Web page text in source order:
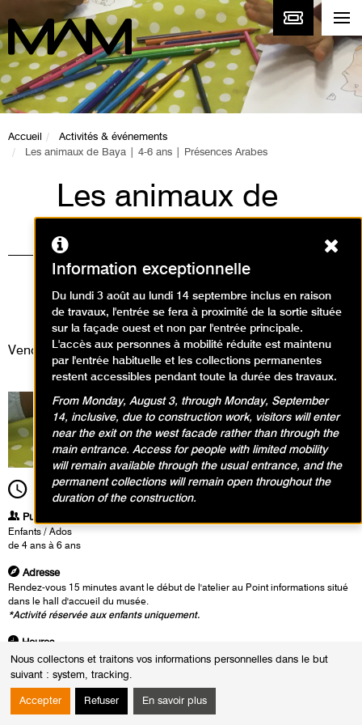
Nous collectons et traitons vos informations personnelles dans le but
suivant : system, tracking.
Accepter Refuser En savoir plus
Accueil
Activités & événements
Les animaux de Baya | 4-6 ans | Présences Arabes
Les animaux de
Baya | 4-6 ans |
Présences Arabes
Visites, Animations / Visite
animation
Vendredi 23 août 2024
11h00 1h30
Publics
Enfants / Ados
de 4 ans à 6 ans
Adresse
Rendez-vous 15 minutes avant le début de l'atelier au Point informations situé
dans le hall d'accueil du musée.
*Activité réservée aux enfants uniquement.
Heures
Du :
Mercredi 15 mai 2024
au :
Vendredi 23 août 2024
Information exceptionnelle
Du lundi 3 août au lundi 14 septembre inclus en raison
de travaux, l'entrée se fera à proximité de la sortie située
sur la façade ouest et non par l'entrée principale.
L'accès aux personnes à mobilité réduite est maintenu
par l'entrée habituelle et les collections permanentes
restent accessibles pendant toute la durée des travaux.
From Monday, August 3, through Monday, September
14, inclusive, due to construction work, visitors will enter
near the exit on the west facade rather than through the
main entrance. Access for people with limited mobility
will remain available through the usual entrance, and the
permanent collections will remain open throughout the
duration of the construction.